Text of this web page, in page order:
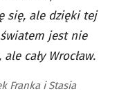
się, ale dzięki tej
jest nie
cały Wrocław.
Franka i Stasia